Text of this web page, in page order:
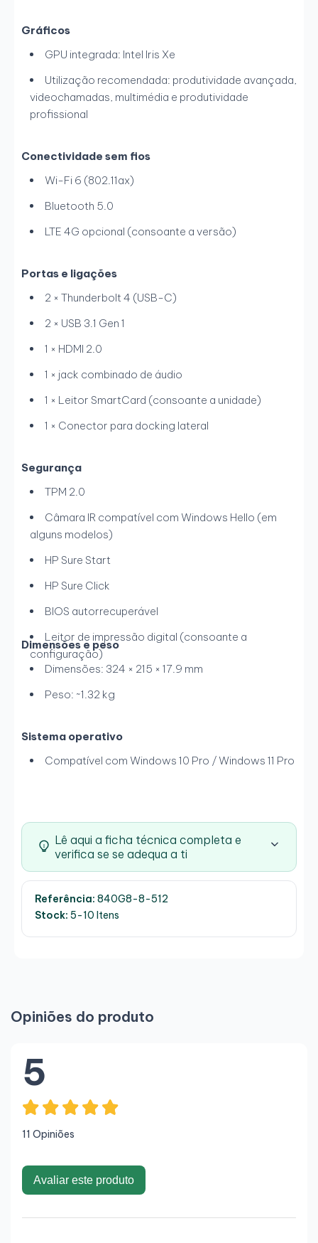
Gráficos
GPU integrada: Intel Iris Xe
Utilização recomendada: produtividade avançada,
videochamadas, multimédia e produtividade
profissional
Conectividade sem fios
Wi-Fi 6 (802.11ax)
Bluetooth 5.0
LTE 4G opcional (consoante a versão)
Portas e ligações
2 × Thunderbolt 4 (USB-C)
2 × USB 3.1 Gen 1
1 × HDMI 2.0
1 × jack combinado de áudio
1 × Leitor SmartCard (consoante a unidade)
1 × Conector para docking lateral
Segurança
TPM 2.0
Câmara IR compatível com Windows Hello (em
alguns modelos)
HP Sure Start
HP Sure Click
BIOS autorrecuperável
Leitor de impressão digital (consoante a
configuração)
Dimensões e peso
Dimensões: 324 × 215 × 17.9 mm
Peso: ~1.32 kg
Sistema operativo
Compatível com Windows 10 Pro / Windows 11 Pro
Lê aqui a ficha técnica completa e
verifica se se adequa a ti
Referência: 840G8-8-512
Stock: 5-10 Itens
Opiniões do produto
5
11 Opiniões
Avaliar este produto